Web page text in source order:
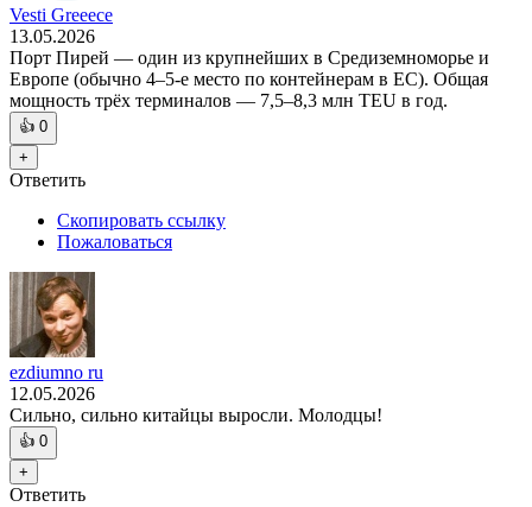
Vesti Greeece
13.05.2026
Порт Пирей — один из крупнейших в Средиземноморье и
Европе (обычно 4–5-е место по контейнерам в ЕС). Общая
мощность трёх терминалов — 7,5–8,3 млн TEU в год.
👍 0
+
Ответить
Скопировать ссылку
Пожаловаться
ezdiumno ru
12.05.2026
Сильно, сильно китайцы выросли. Молодцы!
👍 0
+
Ответить